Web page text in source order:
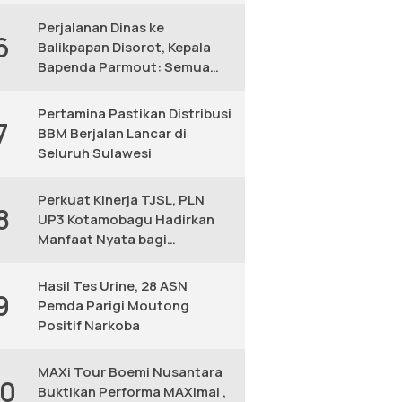
Perjalanan Dinas ke
Balikpapan Disorot, Kepala
Bapenda Parmout: Semua
Pertamina Pastikan Distribusi
BBM Berjalan Lancar di
Seluruh Sulawesi
Perkuat Kinerja TJSL, PLN
UP3 Kotamobagu Hadirkan
Manfaat Nyata bagi
Hasil Tes Urine, 28 ASN
Pemda Parigi Moutong
Positif Narkoba
MAXi Tour Boemi Nusantara
Buktikan Performa MAXimal ,